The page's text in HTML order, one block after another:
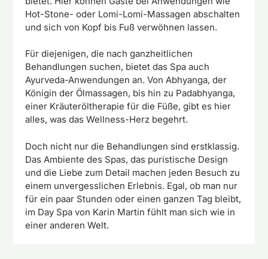
Hot-Stone- oder Lomi-Lomi-Massagen abschalten
und sich von Kopf bis Fuß verwöhnen lassen.
Für diejenigen, die nach ganzheitlichen
Behandlungen suchen, bietet das Spa auch
Ayurveda-Anwendungen an. Von Abhyanga, der
Königin der Ölmassagen, bis hin zu Padabhyanga,
einer Kräuteröltherapie für die Füße, gibt es hier
alles, was das Wellness-Herz begehrt.
Doch nicht nur die Behandlungen sind erstklassig.
Das Ambiente des Spas, das puristische Design
und die Liebe zum Detail machen jeden Besuch zu
einem unvergesslichen Erlebnis. Egal, ob man nur
für ein paar Stunden oder einen ganzen Tag bleibt,
im Day Spa von Karin Martin fühlt man sich wie in
einer anderen Welt.